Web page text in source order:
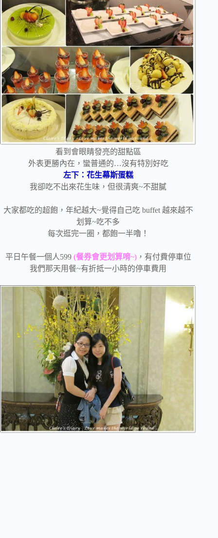
看到會眼睛發亮的甜點區
外表更勝內在，蠻普通的…沒有特別好吃
左下：花生幕斯蛋糕
我卻吃不出來花生味，但很清爽~不甜膩
大家都吃的超飽，年紀越大~覺得自己吃 buffet 越來越不
划算~吃不多
每次逛完一圈，都飽一半嚕！
平日午餐一個人599(餐券會更划算唷~)，有付費停車位
我們那天用餐~有折抵一小時的停車費用